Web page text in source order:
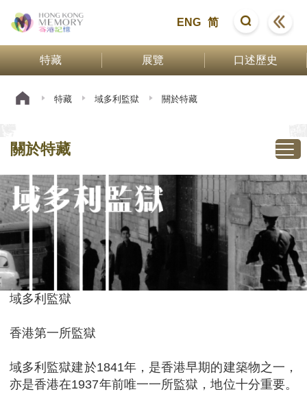
ENG 简
特藏 展覽 口述歷史
特藏 域多利監獄 關於特藏
關於特藏
域多利監獄
香港第一所監獄
域多利監獄建於1841年，是香港早期的建築物之一，
亦是香港在1937年前唯一一所監獄，地位十分重要。